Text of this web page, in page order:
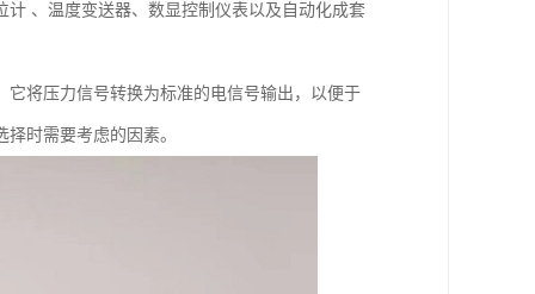
、温度变送器、数显控制仪表以及自动化成套
将压力信号转换为标准的电信号输出，以便于
时需要考虑的因素。